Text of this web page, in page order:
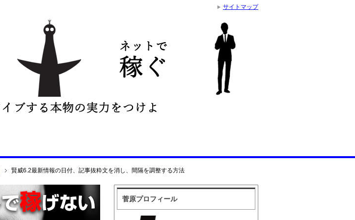
賢威6.2最新情報の日付、記事抜粋文を消し、間隔を調整する方法
菅原プロフィール
サイトマップ